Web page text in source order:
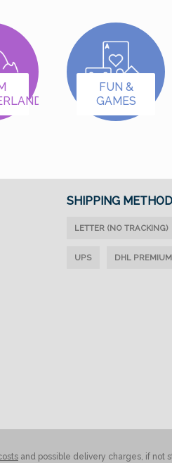
FUN &
GAMES
SHIPPING
LETTER (NO TRACKING)
UPS DHL PREMIUM
and possible delivery charges, if not